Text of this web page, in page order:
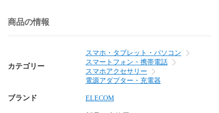
商品の情報
カテゴリー
スマホ・タブレット・パソコン
スマートフォン・携帯電話
スマホアクセサリー
電源アダプター・充電器
ブランド ELECOM